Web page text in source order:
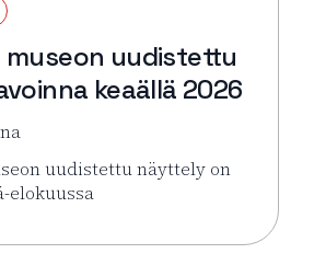
museon uudistettu
keaällä 2026
uudistettu näyttely on
elokuussa
Härkätien museon